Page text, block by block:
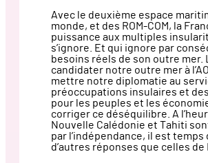
Avec le deuxième espace
monde, et des ROM-COM, la
puissance aux multiples
s’ignore. Et qui ignore par
besoins réels de son outre mer.
candidater notre outre mer à
mettre notre diplomatie au
préoccupations insulaires et
pour les peuples et les
corriger ce déséquilibre. A
Nouvelle Calédonie et Tahiti
par l’indépendance, il est temps
d’autres réponses que celles de